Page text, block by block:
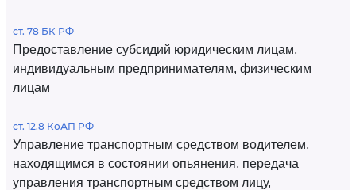
ст. 78 БК РФ
Предоставление субсидий юридическим лицам,
индивидуальным предпринимателям, физическим
лицам
ст. 12.8 КоАП РФ
Управление транспортным средством водителем,
находящимся в состоянии опьянения, передача
управления транспортным средством лицу,